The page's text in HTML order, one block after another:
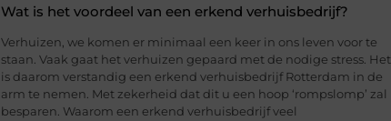
Wat is het voordeel van een erkend verhuisbedrijf?
Verhuizen, we komen er minimaal een keer in ons leven voor te
staan. Vaak gaat het verhuizen gepaard met de nodige stress. Het
is daarom verstandig een erkend verhuisbedrijf Rotterdam in de
arm te nemen. Met zekerheid dat dit u een hoop ‘rompslomp’ zal
besparen. Waarom een erkend verhuisbedrijf veel